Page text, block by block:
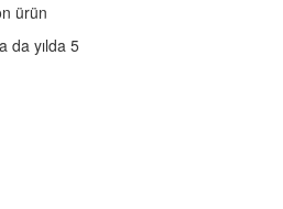
ürün
da yılda 5